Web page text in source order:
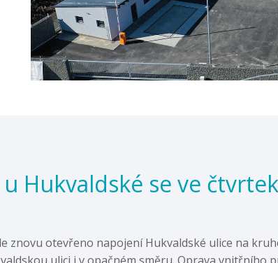
Hukvaldské se ve
znovu otevřeno napojení Hukvaldské ulice na
ulici i v opačném směru. Oprava vnitřního